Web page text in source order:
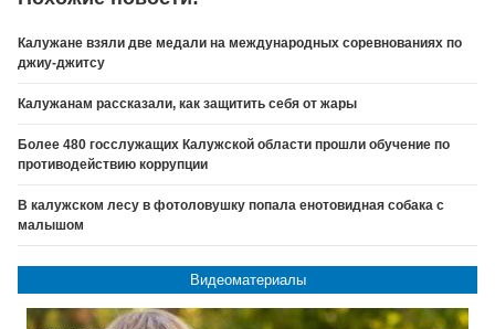
Калужане взяли две медали на международных соревнованиях по
джиу-джитсу
Калужанам рассказали, как защитить себя от жары
Более 480 госслужащих Калужской области прошли обучение по
противодействию коррупции
В калужском лесу в фотоловушку попала енотовидная собака с
малышом
Видеоматериалы